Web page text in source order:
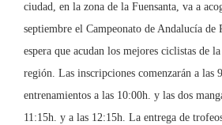
ciudad, en la zona de la Fuensanta, va a
septiembre el Campeonato de Andalucía de
espera que acudan los mejores ciclistas de
región. Las inscripciones comenzarán a las
entrenamientos a las 10:00h. y las dos
11:15h. y a las 12:15h. La entrega de